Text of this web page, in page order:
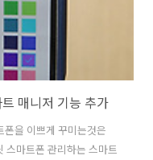
매니저 기능 추가
을 이쁘게 꾸미는것은
스마트폰 관리하는 스마트